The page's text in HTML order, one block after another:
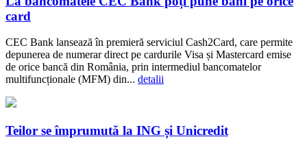
card
CEC Bank lansează în premieră serviciul Cash2Card, care permite
depunerea de numerar direct pe cardurile Visa și Mastercard emise
de orice bancă din România, prin intermediul bancomatelor
multifuncționale (MFM) din... detalii
Teilor se împrumută la ING și Unicredit